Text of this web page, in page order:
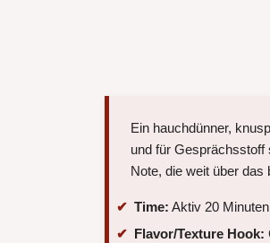
Ein hauchdünner,
und für
Note, die weit über das
Time: Aktiv 20
Flavor/Texture Hook: